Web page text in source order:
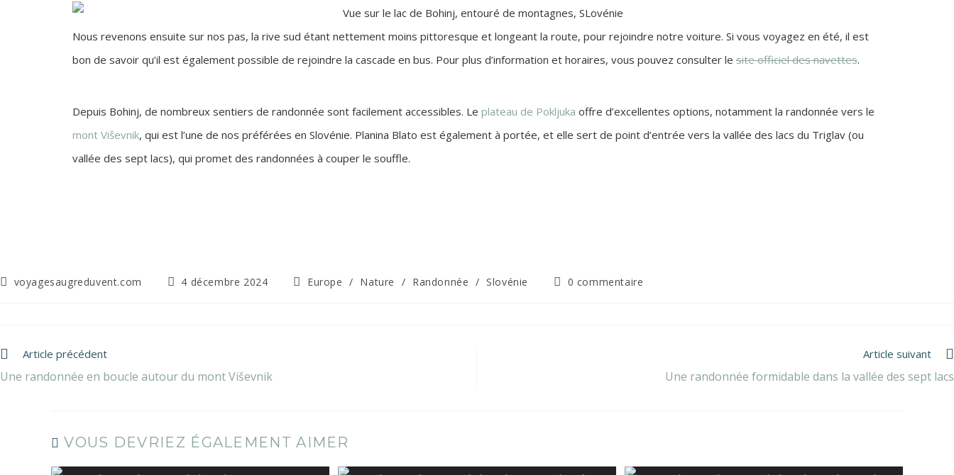
Nous revenons ensuite sur nos pas, la rive sud étant nettement moins pittoresque et longeant la route, pour rejoindre notre voiture. Si vous voyagez en été, il est
bon de savoir qu’il est également possible de rejoindre la cascade en bus. Pour plus d’information et horaires, vous pouvez consulter le site officiel des navettes.
Depuis Bohinj, de nombreux sentiers de randonnée sont facilement accessibles. Le plateau de Pokljuka offre d’excellentes options, notamment la randonnée vers le
mont Viševnik, qui est l’une de nos préférées en Slovénie. Planina Blato est également à portée, et elle sert de point d’entrée vers la vallée des lacs du Triglav (ou
vallée des sept lacs), qui promet des randonnées à couper le souffle.
voyagesaugreduvent.com 4 décembre 2024 Europe / Nature / Randonnée / Slovénie 0 commentaire
Article précédent
Une randonnée en boucle autour du mont Viševnik
Article suivant
Une randonnée formidable dans la vallée des sept lacs
VOUS DEVRIEZ ÉGALEMENT AIMER